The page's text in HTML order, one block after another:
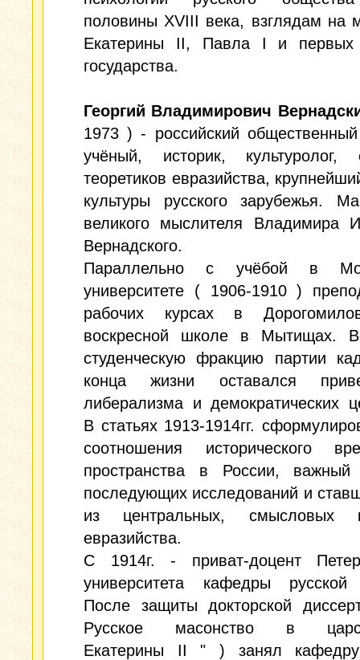
половины XVIII века, взглядам на
Екатерины II, Павла I и первых
государства.
Георгий Владимирович
1973 ) - российский
учёный, историк,
теоретиков евразийства,
культуры русского зарубежья.
великого мыслителя Владимира
Вернадского.
Параллельно с учёбой в
университете ( 1906-1910 )
рабочих курсах в
воскресной школе в Мытищах.
студенческую фракцию партии
конца жизни оставался
либерализма и демократических
В статьях 1913-1914гг.
соотношения исторического
пространства в России,
последующих исследований и
из центральных, смысловых
евразийства.
С 1914г. - приват-доцент
университета кафедры русской
После защиты докторской
Русское масонство в
Екатерины II " ) занял кафедру